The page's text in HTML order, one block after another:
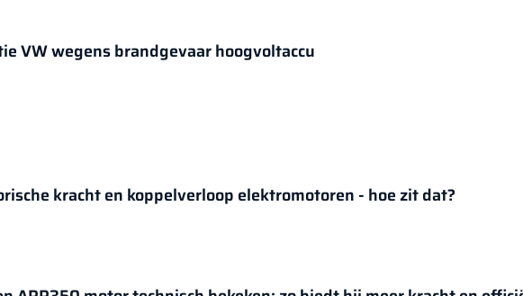
VW wegens brandgevaar hoogvoltaccu
kracht en koppelverloop elektromotoren - hoe zit dat?